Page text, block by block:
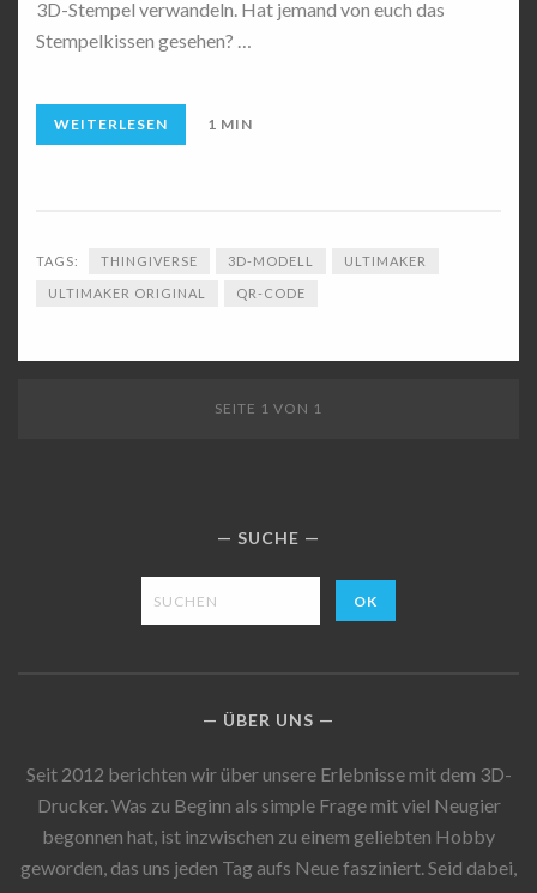
3D-Stempel verwandeln. Hat jemand von euch das
Stempelkissen gesehen? …
WEITERLESEN 1 MIN
TAGS: THINGIVERSE 3D-MODELL ULTIMAKER
ULTIMAKER ORIGINAL QR-CODE
SEITE 1 VON 1
SUCHE
ÜBER UNS
Seit 2012 berichten wir über unsere Erlebnisse mit dem 3D-
Drucker. Was zu Beginn als simple Frage mit viel Neugier
begonnen hat, ist inzwischen zu einem geliebten Hobby
geworden, das uns jeden Tag aufs Neue fasziniert. Seid dabei,